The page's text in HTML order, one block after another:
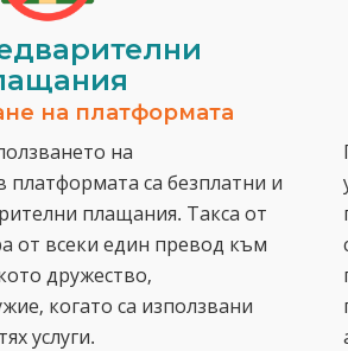
на платформата
на
платформата са безплатни и
плащания. Такса от
от всеки един превод към
дружество,
когато са използвани
услуги.